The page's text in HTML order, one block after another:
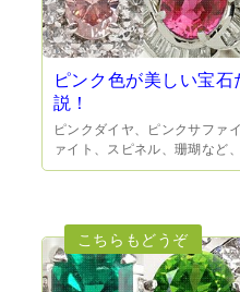
（大阪府門真市）他店では
円〜1万程度の見積もりで
もりは倍以上ちがうので利
寧で良かったです。
ピンク色が美しい宝
説！
ピンクダイヤ、ピンクサファ
ァイト、スピネル、珊瑚など